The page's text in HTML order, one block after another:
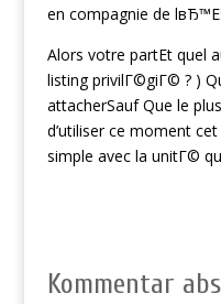
en compagnie de
Alors votre partEt quel
listing privilГ©giГ© ? )
attacherSauf Que le
d’utiliser ce moment
simple avec la unitГ©
Kommentar